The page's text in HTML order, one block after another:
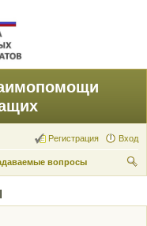
Вход
Регистрация
вопросы